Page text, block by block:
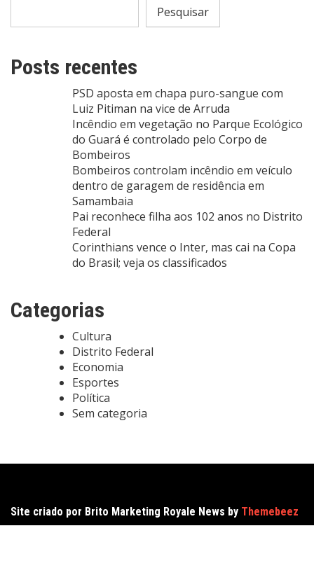
Pesquisar
Posts recentes
PSD aposta em chapa puro-sangue com
Luiz Pitiman na vice de Arruda
Incêndio em vegetação no Parque Ecológico
do Guará é controlado pelo Corpo de
Bombeiros
Bombeiros controlam incêndio em veículo
dentro de garagem de residência em
Samambaia
Pai reconhece filha aos 102 anos no Distrito
Federal
Corinthians vence o Inter, mas cai na Copa
do Brasil; veja os classificados
Categorias
Cultura
Distrito Federal
Economia
Esportes
Política
Sem categoria
Site criado por Brito Marketing Royale News by Themebeez